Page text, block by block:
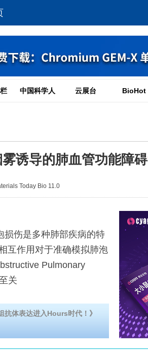
中国科学人 云展台 BioHot
诱导的肺血管功能障碍
Today Bio 11.0
伤是多种肺部疾病的特
互作用对于准确模拟肺泡
Pulmonary
关
体表达进入Hours时代！》